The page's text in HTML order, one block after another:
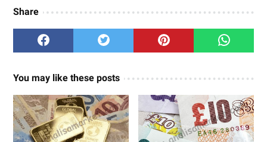
Share
You may like these posts